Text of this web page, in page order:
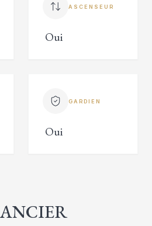
ASCENSEUR
Oui
GARDIEN
Oui